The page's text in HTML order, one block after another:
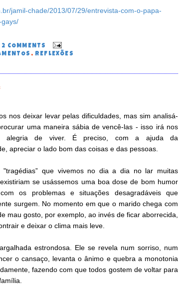
jamil-chade/2013/07/29/entrevista-com-o-papa-
2 COMMENTS
, REFLEXÕES
nos deixar levar pelas dificuldades, mas sim analisá-
uma maneira sábia de vencê-las - isso irá nos
alegria de viver. É preciso, com a ajuda da
apreciar o lado bom das coisas e das pessoas.
"tragédias” que vivemos no dia a dia no lar muitas
se usássemos uma boa dose de bom humor
os problemas e situações desagradáveis que
surgem. No momento em que o marido chega com
mau gosto, por exemplo, ao invés de ficar aborrecida,
e deixar o clima mais leve.
estrondosa. Ele se revela num sorriso, num
o cansaço, levanta o ânimo e quebra a monotonia
fazendo com que todos gostem de voltar para